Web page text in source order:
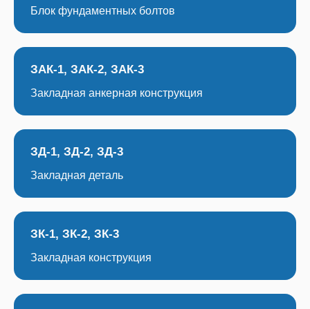
Блок фундаментных болтов
ЗАК-1, ЗАК-2, ЗАК-3
Закладная анкерная конструкция
ЗД-1, ЗД-2, ЗД-3
Закладная деталь
ЗК-1, ЗК-2, ЗК-3
Закладная конструкция